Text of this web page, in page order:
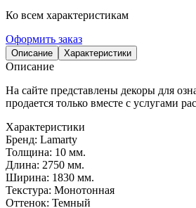
Ко всем характеристикам
Оформить заказ
Описание Характеристики
Описание
На сайте представлены декоры для
продается только вместе с услугами
Характеристики
Бренд: Lamarty
Толщина: 10 мм.
Длина: 2750 мм.
Ширина: 1830 мм.
Текстура: Монотонная
Оттенок: Темный